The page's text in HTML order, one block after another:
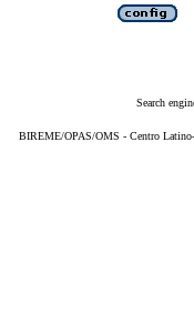
Search
BIREME/OPAS/OMS - Centro Latino-